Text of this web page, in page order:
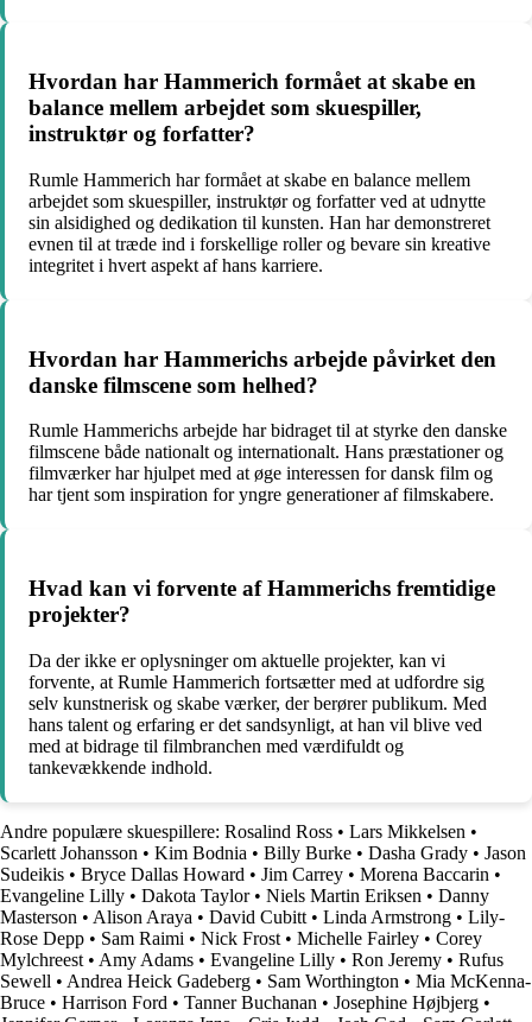
Hvordan har Hammerich formået at skabe en
balance mellem arbejdet som skuespiller,
instruktør og forfatter?
Rumle Hammerich har formået at skabe en balance mellem
arbejdet som skuespiller, instruktør og forfatter ved at udnytte
sin alsidighed og dedikation til kunsten. Han har demonstreret
evnen til at træde ind i forskellige roller og bevare sin kreative
integritet i hvert aspekt af hans karriere.
Hvordan har Hammerichs arbejde påvirket den
danske filmscene som helhed?
Rumle Hammerichs arbejde har bidraget til at styrke den danske
filmscene både nationalt og internationalt. Hans præstationer og
filmværker har hjulpet med at øge interessen for dansk film og
har tjent som inspiration for yngre generationer af filmskabere.
Hvad kan vi forvente af Hammerichs fremtidige
projekter?
Da der ikke er oplysninger om aktuelle projekter, kan vi
forvente, at Rumle Hammerich fortsætter med at udfordre sig
selv kunstnerisk og skabe værker, der berører publikum. Med
hans talent og erfaring er det sandsynligt, at han vil blive ved
med at bidrage til filmbranchen med værdifuldt og
tankevækkende indhold.
Andre populære skuespillere: Rosalind Ross • Lars Mikkelsen •
Scarlett Johansson • Kim Bodnia • Billy Burke • Dasha Grady • Jason
Sudeikis • Bryce Dallas Howard • Jim Carrey • Morena Baccarin •
Evangeline Lilly • Dakota Taylor• Niels Martin Eriksen • Danny
Masterson • Alison Araya • David Cubitt • Linda Armstrong • Lily-
Rose Depp • Sam Raimi • Nick Frost • Michelle Fairley • Corey
Mylchreest • Amy Adams • Evangeline Lilly • Ron Jeremy • Rufus
Sewell • Andrea Heick Gadeberg • Sam Worthington • Mia McKenna-
Bruce • Harrison Ford • Tanner Buchanan • Josephine Højbjerg •